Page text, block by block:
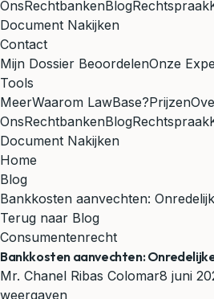
OnsRechtbankenBlogRechtspraak
Document Nakijken
Contact
Mijn Dossier BeoordelenOnze
Tools
MeerWaarom LawBase?Prijzen
OnsRechtbankenBlogRechtspraak
Document Nakijken
Home
Blog
Bankkosten aanvechten:
Terug naar Blog
Consumentenrecht
Bankkosten aanvechten:
Mr. Chanel Ribas Colomar8 juni
weergaven